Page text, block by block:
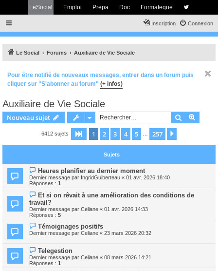
LeSocial Emploi Prepa Doc Formateque
Connexion
Inscription
Le Social Forums Auxiliaire de Vie Sociale
Pour être notifié de nouveaux messages, entrer dans un forum puis
cliquer sur "S'abonner au forum" (+ infos)
Auxiliaire de Vie Sociale
Nouveau sujet Rechercher
6412 sujets Page 1sur257
1 2 3 4 5 257
Sujets
Heures planifier au dernier moment
Dernier message par IngridGuiberteau « 01 avr. 2026 18:40
Réponses : 1
Et si on rêvait à une amélioration des conditions de
travail?
Dernier message par Celiane « 01 avr. 2026 14:33
Réponses : 5
Témoignages positifs
Dernier message par Celiane « 23 mars 2026 20:32
Telegestion
Dernier message par Celiane « 08 mars 2026 14:21
Réponses : 1